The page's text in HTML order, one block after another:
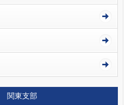
関東支部